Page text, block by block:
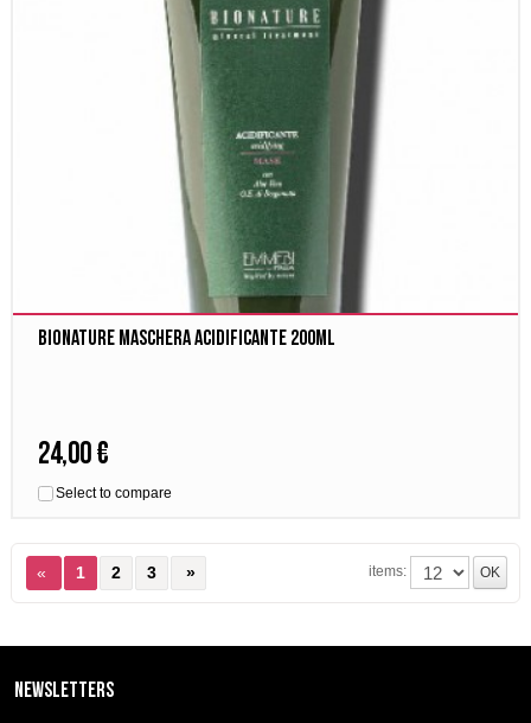
Bionature Maschera Acidificante 200ml
24,00 €
Select to compare
« 1 2 3 » items:
Newsletters